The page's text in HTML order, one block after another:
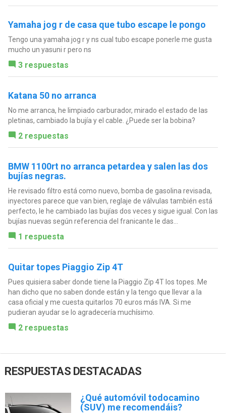
Yamaha jog r de casa que tubo escape le pongo
Tengo una yamaha jog r y ns cual tubo escape ponerle me gusta
mucho un yasuni r pero ns
3 respuestas
Katana 50 no arranca
No me arranca, he limpiado carburador, mirado el estado de las
pletinas, cambiado la bujía y el cable. ¿Puede ser la bobina?
2 respuestas
BMW 1100rt no arranca petardea y salen las dos
bujías negras.
He revisado filtro está como nuevo, bomba de gasolina revisada,
inyectores parece que van bien, reglaje de válvulas también está
perfecto, le he cambiado las bujías dos veces y sigue igual. Con las
bujías nuevas según referencia del franicante le das...
1 respuesta
Quitar topes Piaggio Zip 4T
Pues quisiera saber donde tiene la Piaggio Zip 4T los topes. Me
han dicho que no saben donde están y la tengo que llevar a la
casa oficial y me cuesta quitarlos 70 euros más IVA. Si me
pudieran ayudar se lo agradecería muchísimo.
2 respuestas
RESPUESTAS DESTACADAS
¿Qué automóvil todocamino
(SUV) me recomendáis?